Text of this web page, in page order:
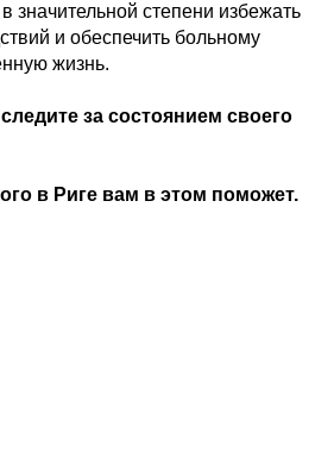
значительной степени избежать
и обеспечить больному
жизнь.
за состоянием своего
в Риге вам в этом поможет.